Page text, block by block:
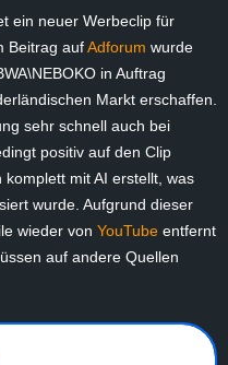
ein neuer Werbeclip für
Beitrag aufAdforum wurde
in Auftrag
Markt erschaffen.
sehr schnell auch bei
positiv auf den Clip
mit AI erstellt, was
wurde. Aufgrund dieser
wieder von YouTube entfernt
auf andere Quellen